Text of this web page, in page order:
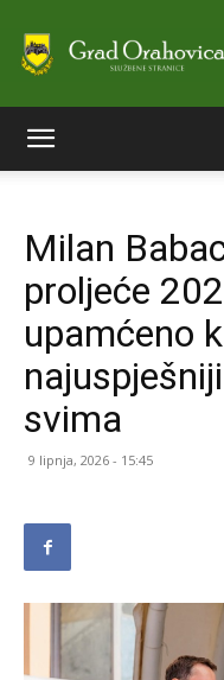
Milan
proljeće
upamćeno
svima
9 lipnja, 2026 - 15:45